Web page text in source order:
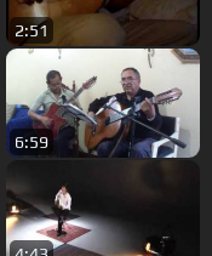
2:51
6:59